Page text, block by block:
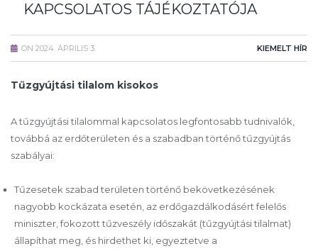
KAPCSOLATOS TÁJÉKOZTATÓJA
ON 2024. ÁPRILIS 3. KIEMELT HÍR
Tűzgyújtási tilalom kisokos
A tűzgyújtási tilalommal kapcsolatos legfontosabb tudnivalók,
továbbá az erdőterületen és a szabadban történő tűzgyújtás
szabályai:
Tűzesetek szabad területen történő bekövetkezésének
nagyobb kockázata esetén, az erdőgazdálkodásért felelős
miniszter, fokozott tűzveszély időszakát (tűzgyújtási tilalmat)
állapíthat meg, és hirdethet ki, egyeztetve a